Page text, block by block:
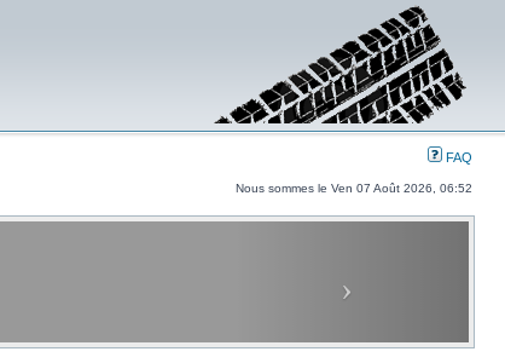
FAQ
Nous sommes le Ven 07 Août 2026, 06:52